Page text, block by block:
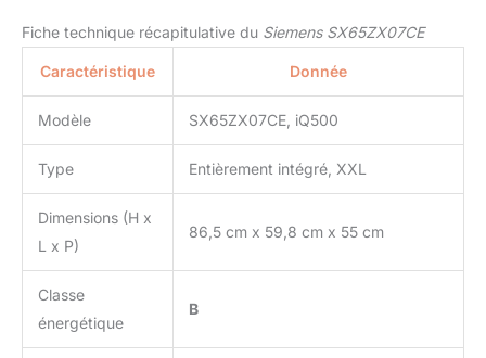
Fiche technique récapitulative du Siemens SX65ZX07CE
Caractéristique Donnée
Modèle SX65ZX07CE, iQ500
Type Entièrement intégré, XXL
Dimensions (H x
L x P)
86,5 cm x 59,8 cm x 55 cm
Classe
énergétique
B